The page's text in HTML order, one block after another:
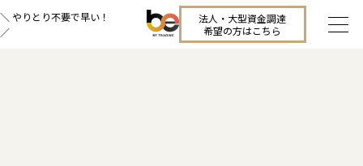
＼ やりとり不要で早い！
／
法人・大型資金調達
希望の方はこちら